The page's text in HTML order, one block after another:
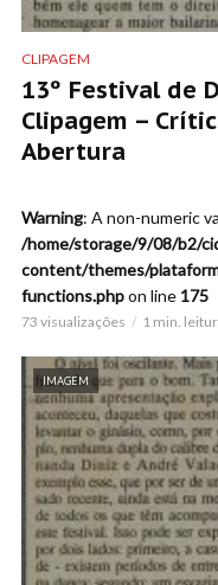
CLIPAGEM
13º Festival de
Clipagem –
Abertura
Warning: A non-numeric
/home/storage/9/08/b2/
content/themes/
functions.phpon line 175
73 visualizações 1 min.
IMAGEM